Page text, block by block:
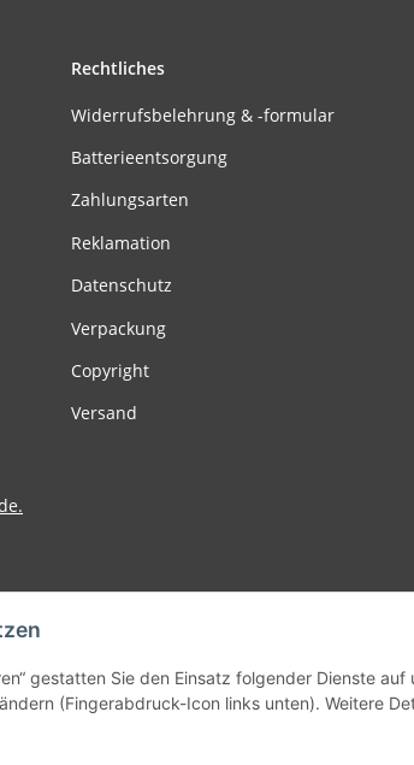
gestatten Sie den Einsatz folgender Dienste auf
(Fingerabdruck-Icon links unten). Weitere
Rechtliches
Widerrufsbelehrung & -formular
Batterieentsorgung
Zahlungsarten
Reklamation
Datenschutz
Verpackung
Copyright
Versand